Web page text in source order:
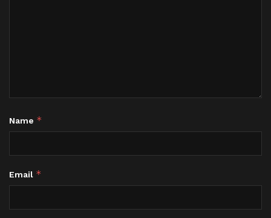
Name *
Email *